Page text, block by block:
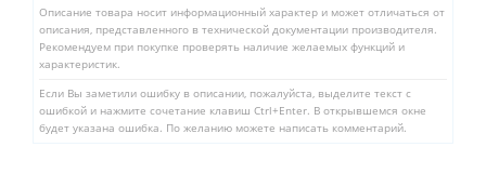
Описание товара носит информационный характер и может отличаться от
описания, представленного в технической документации производителя.
Рекомендуем при покупке проверять наличие желаемых функций и
характеристик.
Если Вы заметили ошибку в описании, пожалуйста, выделите текст с
ошибкой и нажмите сочетание клавиш Ctrl+Enter. В открывшемся окне
будет указана ошибка. По желанию можете написать комментарий.